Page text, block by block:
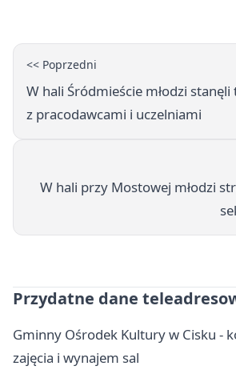
<< Poprzedni
W hali Śródmieście młodzi
z pracodawcami i uczelniami
W hali przy Mostowej młodzi
Przydatne dane
Gminny Ośrodek Kultury w Cisku -
zajęcia i wynajem sal